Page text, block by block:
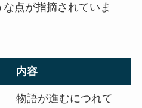
点が指摘されていま
内容
物語が進むにつれて